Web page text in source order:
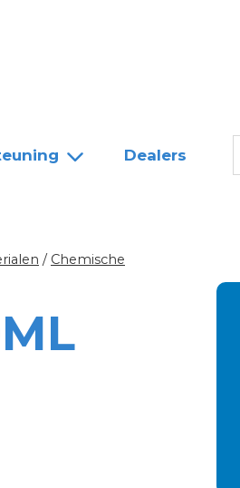
Dealers
/ Chemische